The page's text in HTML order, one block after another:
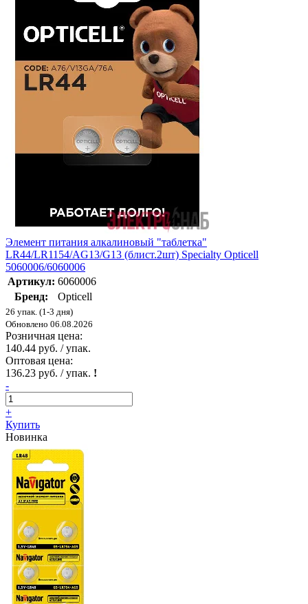
Элемент питания алкалиновый "таблетка"
LR44/LR1154/AG13/G13 (блист.2шт) Specialty Opticell
5060006/6060006
Артикул: 6060006
Бренд:
Opticell
26 упак. (1-3 дня)
Обновлено 06.08.2026
Розничная цена:
140.44 руб. / упак.
Оптовая цена:
136.23 руб. / упак. !
-
+
Купить
Новинка